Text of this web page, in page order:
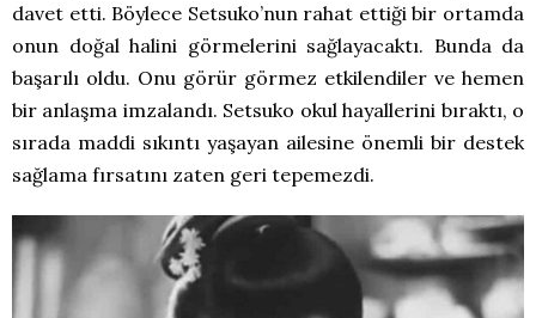
davet etti. Böylece Setsuko’nun rahat ettiği bir ortamda
onun doğal halini görmelerini sağlayacaktı. Bunda da
başarılı oldu. Onu görür görmez etkilendiler ve hemen
bir anlaşma imzalandı. Setsuko okul hayallerini bıraktı, o
sırada maddi sıkıntı yaşayan ailesine önemli bir destek
sağlama fırsatını zaten geri tepemezdi.